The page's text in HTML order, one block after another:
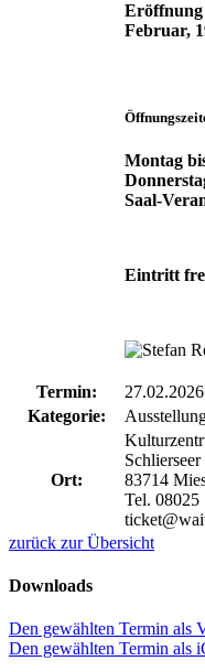
Eröffnung
Februar,
Montag
Saal-
Eintritt
Termin: 27.02.2026
Kategorie:
Ort:
83714
Tel. 08025
zurück zur Übersicht
Downloads
Den gewählten Termin als
Den gewählten Termin als